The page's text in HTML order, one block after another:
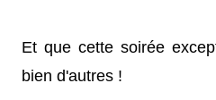
Et que cette soirée
bien d'autres !